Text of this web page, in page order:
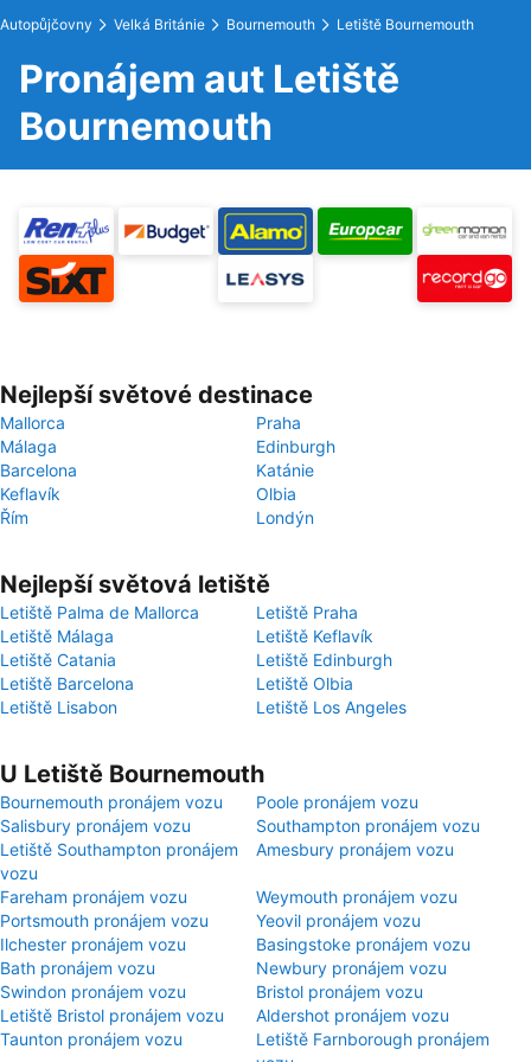
Autopůjčovny Velká Británie Bournemouth Letiště Bournemouth
Pronájem aut Letiště
Bournemouth
Nejlepší světové destinace
Mallorca
Praha
Málaga
Edinburgh
Barcelona
Katánie
Keflavík
Olbia
Řím
Londýn
Nejlepší světová letiště
Letiště Palma de Mallorca
Letiště Praha
Letiště Málaga
Letiště Keflavík
Letiště Catania
Letiště Edinburgh
Letiště Barcelona
Letiště Olbia
Letiště Lisabon
Letiště Los Angeles
U Letiště Bournemouth
Bournemouth pronájem vozu
Poole pronájem vozu
Salisbury pronájem vozu
Southampton pronájem vozu
Letiště Southampton pronájem
vozu
Amesbury pronájem vozu
Fareham pronájem vozu
Weymouth pronájem vozu
Portsmouth pronájem vozu
Yeovil pronájem vozu
Ilchester pronájem vozu
Basingstoke pronájem vozu
Bath pronájem vozu
Newbury pronájem vozu
Swindon pronájem vozu
Bristol pronájem vozu
Letiště Bristol pronájem vozu
Aldershot pronájem vozu
Taunton pronájem vozu
Letiště Farnborough pronájem